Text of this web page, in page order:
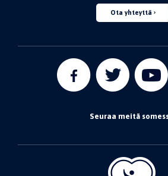
Ota yhteyttä
Seuraa meitä